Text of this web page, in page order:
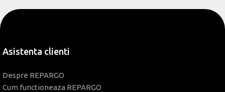
Asistenta clienti
Despre REPARGO
Cum functioneaza REPARGO